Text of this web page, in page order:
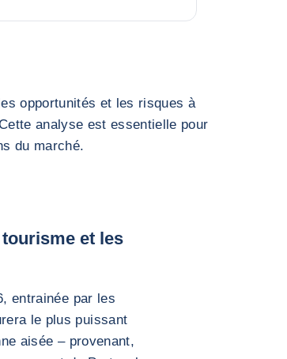
opportunités et les risques à
analyse est essentielle pour
du marché.
et les
entrainée par les
le plus puissant
aisée – provenant,